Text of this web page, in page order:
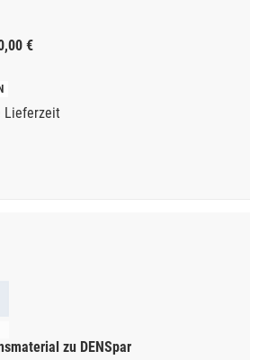
€
Lieferzeit
zu DENSpar